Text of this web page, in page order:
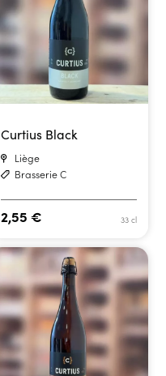
Curtius Black
Liège
Brasserie C
33 cl
2,55 €